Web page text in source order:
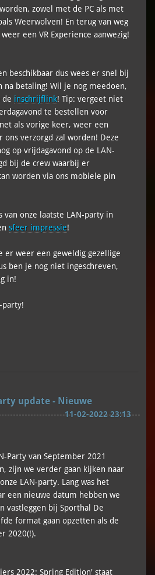
zowel met de PC als met
Weerwolven! En terug van weg
een VR Experience aanwezig!
beschikbaar dus wees er snel bij
betaling! Wil je nog meedoen,
de inschrijflink! Tip: vergeet niet
te bestellen voor
als vorige keer, weer een
verzorgd zal worden! Deze
op vrijdagavond op de LAN-
bij de crew waarbij er
worden via ons mobiele pin
van onze laatste LAN-party in
sfeer impressie!
er weer een geweldig gezellige
ben je nog niet ingeschreven,
in!
party!
update - Nieuwe
11-02-2022 23:13
Party van September 2021
zijn we verder gaan kijken naar
LAN-party. Lang was het
een nieuwe datum hebben we
vastleggen bij Sporthal De
format gaan opzetten als de
2020(!).
2022: Spring Edition' staat